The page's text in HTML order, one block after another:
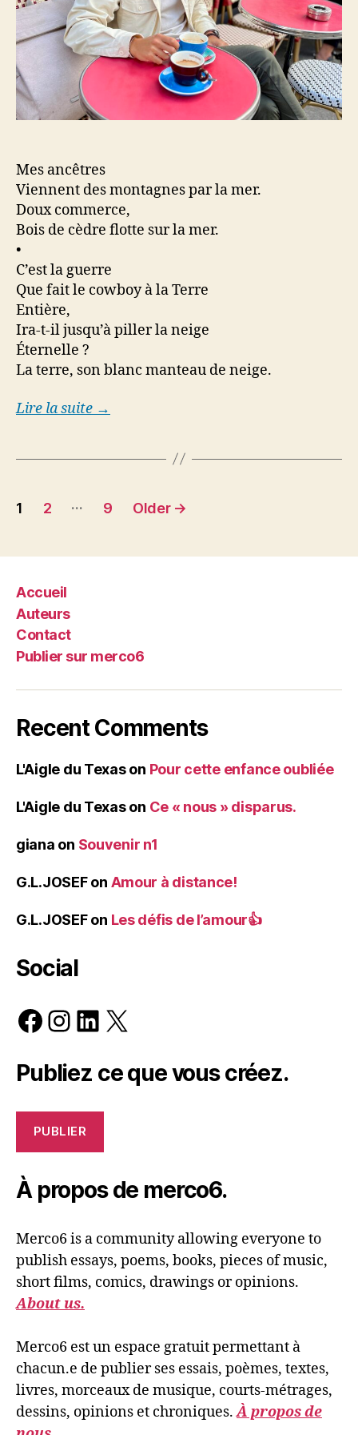
Mes ancêtres
Viennent des montagnes par la mer.
Doux commerce,
Bois de cèdre flotte sur la mer.
•
C’est la guerre
Que fait le cowboy à la Terre
Entière,
Ira-t-il jusqu’à piller la neige
Éternelle ?
La terre, son blanc manteau de neige.
Lire la suite →
Posts
1 2 … 9 Older →
Accueil
Auteurs
Contact
Publier sur merco6
Recent Comments
L'Aigle du Texason Pour cette enfance oubliée
L'Aigle du Texason Ce « nous » disparus.
giana on Souvenir n1
G.L.JOSEFon Amour à distance!
G.L.JOSEFon Les défis de l’amour👍
Social
Facebook
Instagram
LinkedIn
X
Publiez ce que vous créez.
PUBLIER
À propos de merco6.
Merco6 is a community allowing everyone to
publish essays, poems, books, pieces of music,
short films, comics, drawings or opinions.
About us.
Merco6 est un espace gratuit permettant à
chacun.e de publier ses essais, poèmes, textes,
livres, morceaux de musique, courts-métrages,
dessins, opinions et chroniques.À propos de